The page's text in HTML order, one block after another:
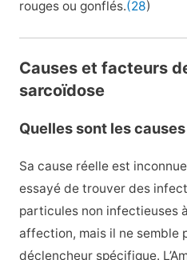
rouges ou gonflés.(28)
Causes et facteurs
sarcoïdose
Quelles sont les
Sa cause réelle est
essayé de trouver des
particules non infectieuses
affection, mais il ne semble
déclencheur spécifique.